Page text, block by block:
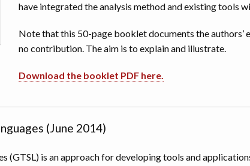
have integrated the analysis method and existing tools
Note that this 50-page booklet documents the authors’
no contribution. The aim is to explain and illustrate.
Download the booklet PDF here.
(June 2014)
(GTSL) is an approach for developing tools and